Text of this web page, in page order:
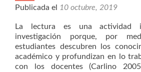
Publicada el 10 octubre, 2019
La lectura es una actividad
investigación porque, por
estudiantes descubren los
académico y profundizan en lo
con los docentes (Carlino